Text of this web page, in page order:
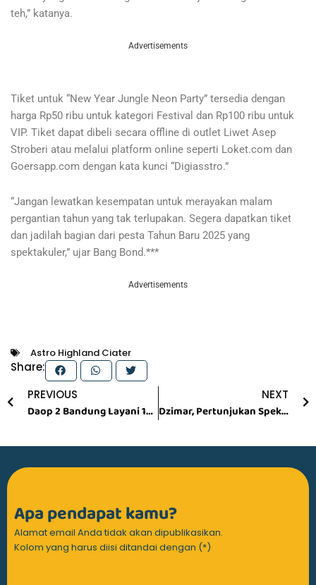
teh,” katanya.
Advertisements
Tiket untuk “New Year Jungle Neon Party” tersedia dengan
harga Rp50 ribu untuk kategori Festival dan Rp100 ribu untuk
VIP. Tiket dapat dibeli secara offline di outlet Liwet Asep
Stroberi atau melalui platform online seperti Loket.com dan
Goersapp.com dengan kata kunci “Digiasstro.”
“Jangan lewatkan kesempatan untuk merayakan malam
pergantian tahun yang tak terlupakan. Segera dapatkan tiket
dan jadilah bagian dari pesta Tahun Baru 2025 yang
spektakuler,” ujar Bang Bond.***
Advertisements
Astro Highland Ciater
Share:
PrevPREVIOUS
Daop 2 Bandung Layani 137 Ribu Penumpang di Masa Angkutan Nataru 2024/2025
NEXT
Dzimar, Pertunjukan Spektakuler Akhir Tahun di Trans Studio Bandung
Apa pendapat kamu?
Alamat email Anda tidak akan dipublikasikan.
Kolom yang harus diisi ditandai dengan (*)